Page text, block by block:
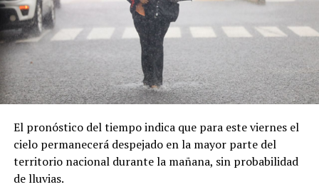
El pronóstico del tiempo indica que para este viernes el
cielo permanecerá despejado en la mayor parte del
territorio nacional durante la mañana, sin probabilidad
de lluvias.